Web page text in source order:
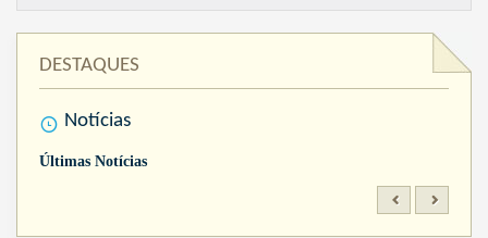
DESTAQUES
Notícias
Últimas Notícias